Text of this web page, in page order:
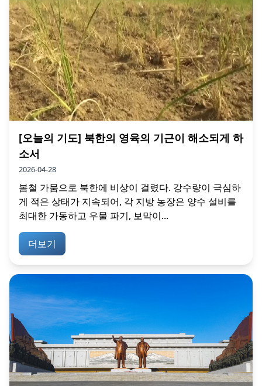
[오늘의 기도] 북한의 영육의 기근이 해소되게 하
소서
2026-04-28
봄철 가뭄으로 북한에 비상이 걸렸다. 강수량이 극심하
게 적은 상태가 지속되어, 각 지방 농장은 양수 설비를
최대한 가동하고 우물 파기, 보막이...
더보기